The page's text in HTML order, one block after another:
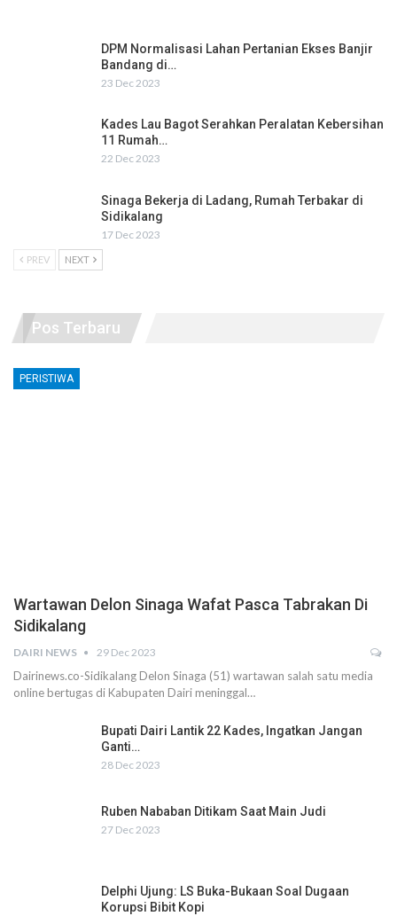
DPM Normalisasi Lahan Pertanian Ekses Banjir
Bandang di…
23 Dec 2023
Kades Lau Bagot Serahkan Peralatan Kebersihan
11 Rumah…
22 Dec 2023
Sinaga Bekerja di Ladang, Rumah Terbakar di
Sidikalang
17 Dec 2023
PREV NEXT
Pos Terbaru
PERISTIWA
Wartawan Delon Sinaga Wafat Pasca Tabrakan Di
Sidikalang
DAIRI NEWS 29 Dec 2023
Dairinews.co-Sidikalang Delon Sinaga (51) wartawan salah satu media
online bertugas di Kabupaten Dairi meninggal…
Bupati Dairi Lantik 22 Kades, Ingatkan Jangan
Ganti…
28 Dec 2023
Ruben Nababan Ditikam Saat Main Judi
27 Dec 2023
Delphi Ujung: LS Buka-Bukaan Soal Dugaan
Korupsi Bibit Kopi